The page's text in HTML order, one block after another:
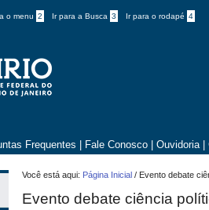
o menu 2 Ir para a Busca 3 Ir para o rodapé 4
Frequentes Fale Conosco Ouvidoria
Você está aqui: Página Inicial / Evento debate
Evento debate ciência